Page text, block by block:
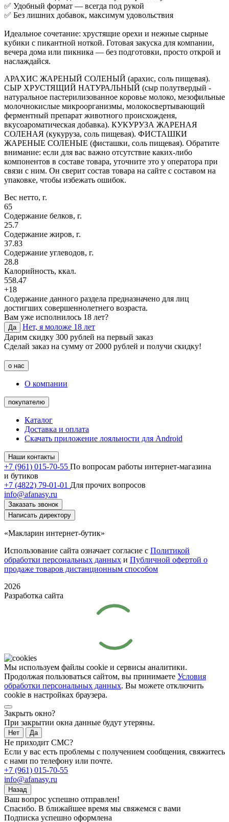
✅ Удобный формат — всегда под рукой
✅ Без лишних добавок, максимум удовольствия
Идеальное сочетание: хрустящие орехи и нежные сырные
кубики с пикантной ноткой. Готовая закуска для компании,
вечера дома или пикника — без подготовки, просто открой и
наслаждайся.
АРАХИС ЖАРЕНЫЙ СОЛЕНЫЙ (арахис, соль пищевая).
СЫР ХРУСТЯЩИЙ НАТУРАЛЬНЫЙ (сыр полутвердый -
натуральное пастерилизованное коровье молоко, мезофильные
молочнокислые микроорганизмы, молокосвертывающий
ферментный препарат животного происхожденя,
вкусоароматическая добавка). КУКУРУЗА ЖАРЕНАЯ
СОЛЕНАЯ (кукуруза, соль пищевая). ФИСТАШКИ
ЖАРЕНЫЕ СОЛЕНЫЕ (фисташки, соль пищевая). Обратите
внимание: если для вас важно отсутствие каких-либо
компонентов в составе товара, уточните это у оператора при
связи с ним. Он сверит состав товара на сайте с составом на
упаковке, чтобы избежать ошибок.
Вес нетто, г.
65
Содержание белков, г.
25.7
Содержание жиров, г.
37.83
Содержание углеводов, г.
28.8
Калорийность, ккал.
558.47
+18
Содержание данного раздела предназначено для лиц
достигших совершеннолетнего возраста.
Вам уже исполнилось 18 лет?
Да
Нет, я моложе 18 лет
Дарим скидку 300 рублей на первый заказ
Сделай заказ на сумму от 2000 рублей и получи скидку!
о нас
О компании
покупателю
Каталог
Доставка и оплата
Скачать приложение лояльности для Android
Наши контакты
+7 (961) 015-70-55 По вопросам работы интернет-магазина
и бутиков
+7 (4822) 79-01-01 Для прочих вопросов
info@afanasy.ru
Заказать звонок
Написать директору
«Макларин интернет-бутик»
Использование сайта означает согласие с Политикой
обработки персональных данных и Публичной офертой о
продаже товаров дистанционным способом
2026
Разработка сайта
Мы используем файлы cookie и сервисы аналитики.
Продолжая пользоваться сайтом, вы принимаете Условия
обработки персональных данных. Вы можете отключить
cookie в настройках браузера.
Закрыть окно?
При закрытии окна данные будут утеряны.
Нет Да
Не приходит СМС?
Если у вас есть проблемы с получением сообщения, свяжитесь
с нами по телефону или почте.
+7 (961) 015-70-55
info@afanasy.ru
Назад
Ваш вопрос успешно отправлен!
Спасибо. В ближайшее время мы свяжемся с вами
Подписка успешно оформлена